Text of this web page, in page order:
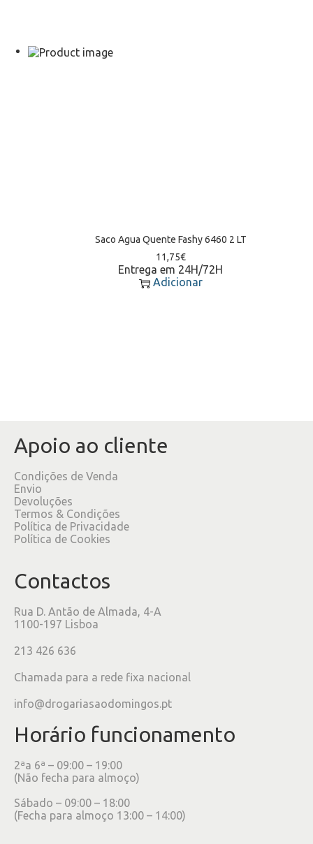
Saco Agua Quente Fashy 6460 2 LT
11,75€
Entrega em 24H/72H
Adicionar
Apoio ao cliente
Condições de Venda
Envio
Devoluções
Termos & Condições
Política de Privacidade
Política de Cookies
Contactos
Rua D. Antão de Almada, 4-A
1100-197 Lisboa
213 426 636
Chamada para a rede fixa nacional
info@drogariasaodomingos.pt
Horário funcionamento
2ªa 6ª – 09:00 – 19:00
(Não fecha para almoço)
Sábado – 09:00 – 18:00
(Fecha para almoço 13:00 – 14:00)